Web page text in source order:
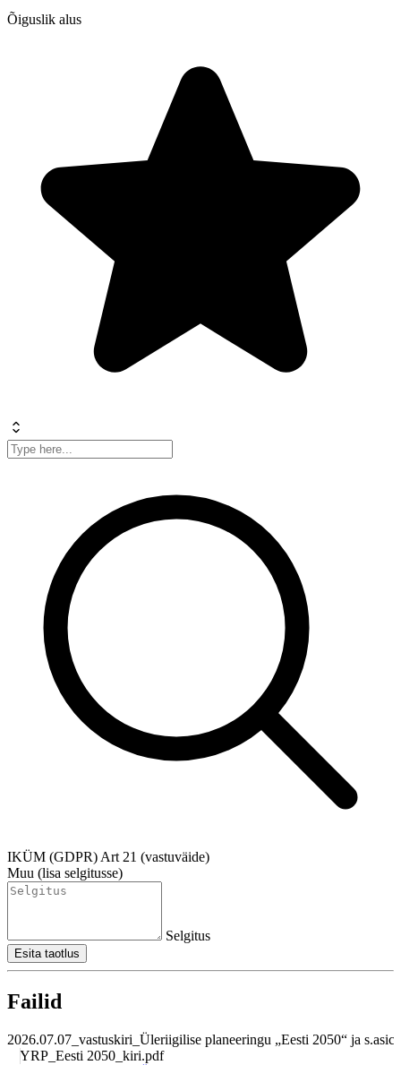
Õiguslik alus
IKÜM (GDPR) Art 21 (vastuväide)
Muu (lisa selgitusse)
Selgitus
Esita taotlus
Failid
2026.07.07_vastuskiri_Üleriigilise planeeringu „Eesti 2050“ ja s.asice
YRP_Eesti 2050_kiri.pdf